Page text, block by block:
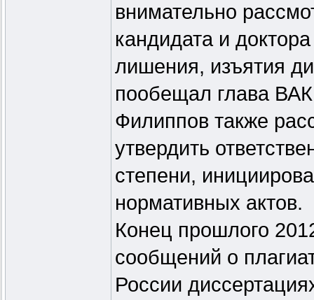
внимательно
кандидата и
лишения, изъятия
пообещал глава
Филиппов также
утвердить
степени,
нормативных актов.
Конец прошлого
сообщений о
России